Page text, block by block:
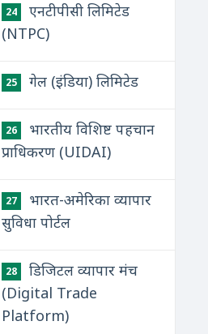
24
एनटीपीसी लिमिटेड
(NTPC)
25 गेल (इंडिया) लिमिटेड
26
भारतीय विशिष्ट पहचान
प्राधिकरण (UIDAI)
27
भारत-अमेरिका व्यापार
सुविधा पोर्टल
28
डिजिटल व्यापार मंच
(Digital Trade
Platform)